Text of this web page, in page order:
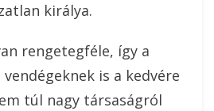
királya.
rengetegféle, így a
is a kedvére
túl nagy társaságról